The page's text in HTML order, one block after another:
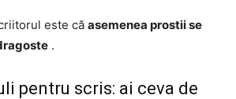
este că asemenea prostii se
.
pentru scris: ai ceva de